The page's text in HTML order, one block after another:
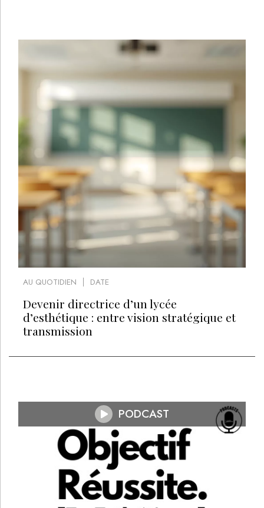
AU QUOTIDIEN DATE
Devenir directrice d’un lycée
d’esthétique : entre vision stratégique et
transmission
PODCAST